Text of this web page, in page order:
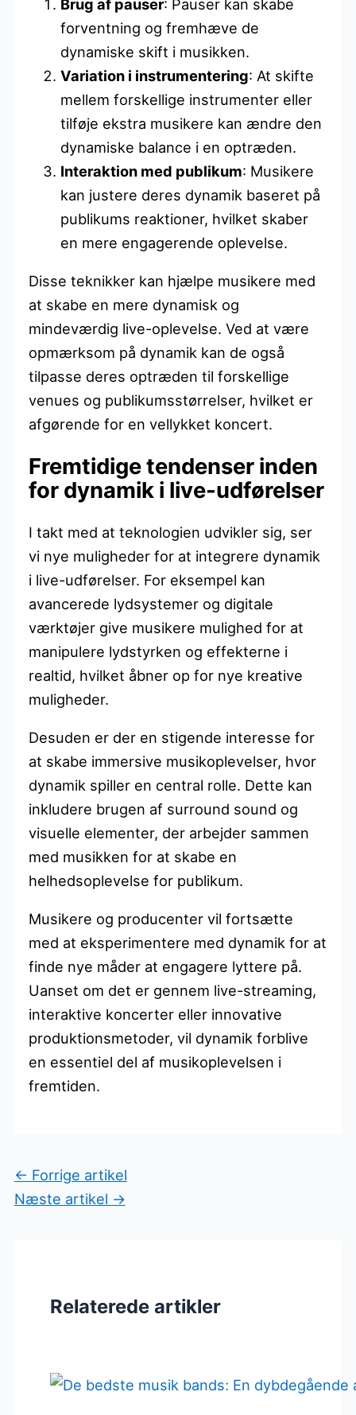
Brug af pauser: Pauser kan skabe
forventning og fremhæve de
dynamiske skift i musikken.
Variation i instrumentering: At skifte
mellem forskellige instrumenter eller
tilføje ekstra musikere kan ændre den
dynamiske balance i en optræden.
Interaktion med publikum: Musikere
kan justere deres dynamik baseret på
publikums reaktioner, hvilket skaber
en mere engagerende oplevelse.
Disse teknikker kan hjælpe musikere med
at skabe en mere dynamisk og
mindeværdig live-oplevelse. Ved at være
opmærksom på dynamik kan de også
tilpasse deres optræden til forskellige
venues og publikumsstørrelser, hvilket er
afgørende for en vellykket koncert.
Fremtidige tendenser inden
for dynamik i live-udførelser
I takt med at teknologien udvikler sig, ser
vi nye muligheder for at integrere dynamik
i live-udførelser. For eksempel kan
avancerede lydsystemer og digitale
værktøjer give musikere mulighed for at
manipulere lydstyrken og effekterne i
realtid, hvilket åbner op for nye kreative
muligheder.
Desuden er der en stigende interesse for
at skabe immersive musikoplevelser, hvor
dynamik spiller en central rolle. Dette kan
inkludere brugen af surround sound og
visuelle elementer, der arbejder sammen
med musikken for at skabe en
helhedsoplevelse for publikum.
Musikere og producenter vil fortsætte
med at eksperimentere med dynamik for at
finde nye måder at engagere lyttere på.
Uanset om det er gennem live-streaming,
interaktive koncerter eller innovative
produktionsmetoder, vil dynamik forblive
en essentiel del af musikoplevelsen i
fremtiden.
← Forrige artikel
Næste artikel →
Relaterede artikler